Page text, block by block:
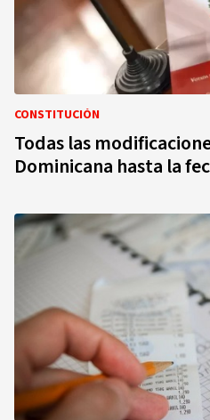
CONSTITUCIÓN
Todas las
Dominicana hasta la